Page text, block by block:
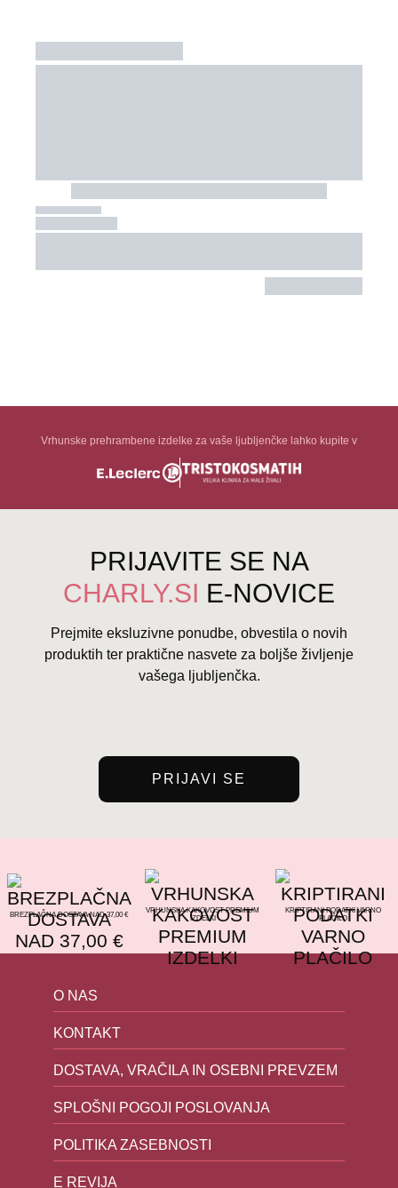
Vrhunske prehrambene izdelke za vaše ljubljenčke lahko kupite v
PRIJAVITE SE NA
CHARLY.SI E-NOVICE
Prejmite eksluzivne ponudbe, obvestila o novih
produktih ter praktične nasvete za boljše življenje
vašega ljubljenčka.
PRIJAVI SE
BREZPLAČNA DOSTAVA NAD 37,00 €
VRHUNSKA KAKOVOST PREMIUM
IZDELKI
KRIPTIRANI PODATKI VARNO
PLAČILO
O NAS
KONTAKT
DOSTAVA, VRAČILA IN OSEBNI PREVZEM
SPLOŠNI POGOJI POSLOVANJA
POLITIKA ZASEBNOSTI
E REVIJA